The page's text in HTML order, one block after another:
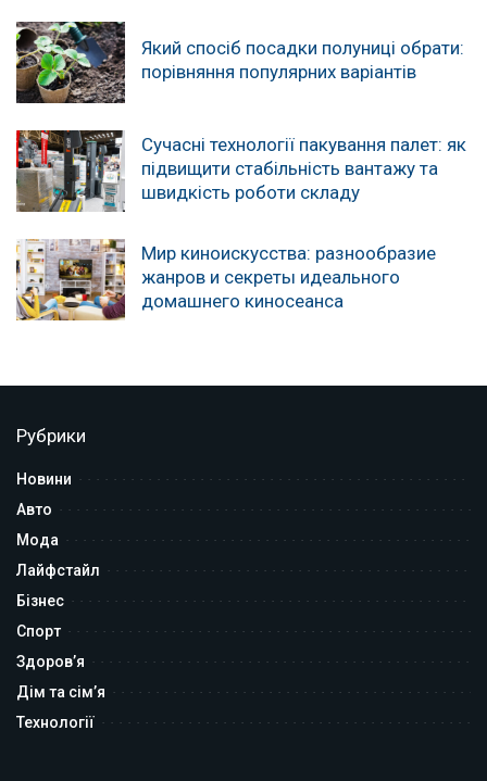
Який спосіб посадки полуниці обрати:
порівняння популярних варіантів
Сучасні технології пакування палет: як
підвищити стабільність вантажу та
швидкість роботи складу
Мир киноискусства: разнообразие
жанров и секреты идеального
домашнего киносеанса
Рубрики
Новини
Авто
Мода
Лайфстайл
Бізнес
Спорт
Здоров’я
Дім та сім’я
Технології